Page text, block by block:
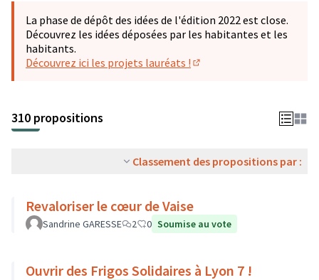
La phase de dépôt des idées de l'édition 2022 est close.
Découvrez les idées déposées par les habitantes et les
habitants.
Découvrez ici les projets lauréats !
310 propositions
Classement des propositions par :
Revaloriser le cœur de Vaise
Sandrine GARESSE 2 0 Soumise au vote
Ouvrir des Frigos Solidaires à Lyon 7 !